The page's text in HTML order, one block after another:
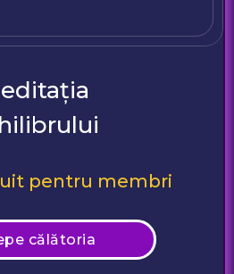
pentru membri
călătoria